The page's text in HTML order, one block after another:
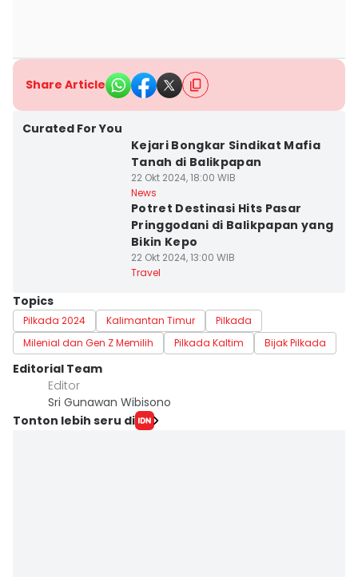
Share Article
Curated For You
Kejari Bongkar Sindikat Mafia
Tanah di Balikpapan
22 Okt 2024, 18:00 WIB
News
Potret Destinasi Hits Pasar
Pringgodani di Balikpapan yang
Bikin Kepo
22 Okt 2024, 13:00 WIB
Travel
Topics
Pilkada 2024 Kalimantan Timur
Pilkada
Milenial dan Gen Z Memilih
Pilkada Kaltim Bijak Pilkada
Editorial Team
Editor
Sri Gunawan Wibisono
Tonton lebih seru di